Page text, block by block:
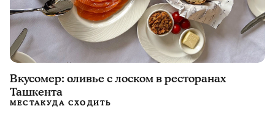
Вкусомер: оливье с лоском в ресторанах
Ташкента
МЕСТАКУДА СХОДИТЬ